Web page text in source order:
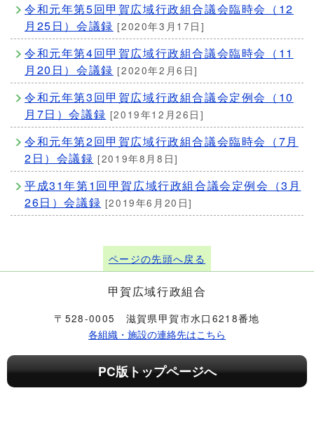
令和元年第5回甲賀広域行政組合議会臨時会（12
月25日）会議録 [2020年3月17日]
令和元年第4回甲賀広域行政組合議会臨時会（11
月20日）会議録 [2020年2月6日]
令和元年第3回甲賀広域行政組合議会定例会（10
月7日）会議録 [2019年12月26日]
令和元年第2回甲賀広域行政組合議会臨時会（7月
2日）会議録 [2019年8月8日]
平成31年第1回甲賀広域行政組合議会定例会（3月
26日）会議録 [2019年6月20日]
ページの先頭へ戻る
甲賀広域行政組合
〒528-0005 滋賀県甲賀市水口6218番地
各組織・施設の連絡先はこちら
PC版トップページへ